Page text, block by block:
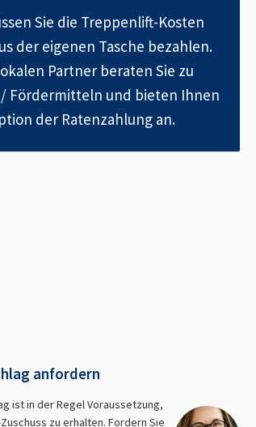
Sie die Treppenlift-Kosten
der eigenen Tasche bezahlen.
Partner beraten Sie zu
/ Fördermitteln und bieten Ihnen
der Ratenzahlung an.
anfordern
ist in der Regel Voraussetzung,
zu erhalten. Fordern Sie